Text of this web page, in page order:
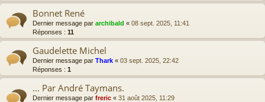
Bonnet René
Dernier message par archibald « 08 sept. 2025, 11:41
Réponses : 11
Gaudelette Michel
Dernier message par Thark « 03 sept. 2025, 22:42
Réponses : 1
... Par André Taymans.
Dernier message par freric « 31 août 2025, 11:29